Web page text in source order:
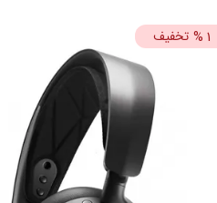
1
% تخفیف